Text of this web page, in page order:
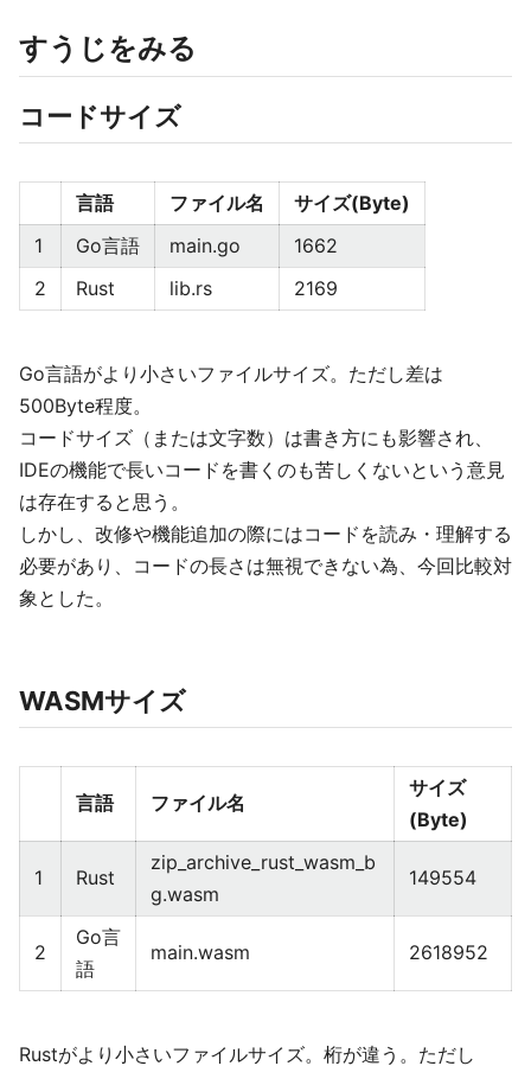
すうじをみる
コードサイズ
言語 ファイル名
サイズ(Byte)
1
Go言語 main.go
1662
2
Rust lib.rs 2169
Go言語がより小さいファイルサイズ。ただし差は
500Byte程度。
コードサイズ（または文字数）は書き方にも影響され、
IDEの機能で長いコードを書くのも苦しくないという意見
は存在すると思う。
しかし、改修や機能追加の際にはコードを読み・理解する
必要があり、コードの長さは無視できない為、今回比較対
象とした。
WASMサイズ
言語 ファイル名
サイズ
(Byte)
1 Rust
zip_archive_rust_wasm_b
g.wasm
149554
2
Go言
語
main.wasm 2618952
Rustがより小さいファイルサイズ。桁が違う。ただし